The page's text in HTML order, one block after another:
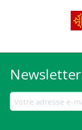
Newsletter